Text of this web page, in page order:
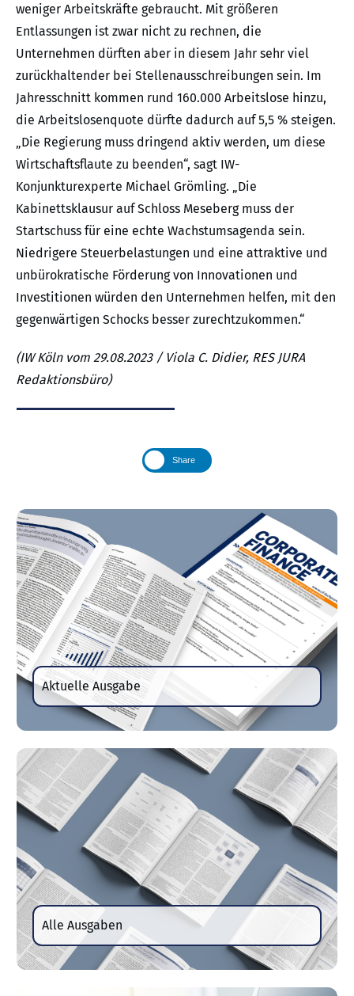
weniger Arbeitskräfte gebraucht. Mit größeren
Entlassungen ist zwar nicht zu rechnen, die
Unternehmen dürften aber in diesem Jahr sehr viel
zurückhaltender bei Stellenausschreibungen sein. Im
Jahresschnitt kommen rund 160.000 Arbeitslose hinzu,
die Arbeitslosenquote dürfte dadurch auf 5,5 % steigen.
„Die Regierung muss dringend aktiv werden, um diese
Wirtschaftsflaute zu beenden“, sagt IW-
Konjunkturexperte Michael Grömling. „Die
Kabinettsklausur auf Schloss Meseberg muss der
Startschuss für eine echte Wachstumsagenda sein.
Niedrigere Steuerbelastungen und eine attraktive und
unbürokratische Förderung von Innovationen und
Investitionen würden den Unternehmen helfen, mit den
gegenwärtigen Schocks besser zurechtzukommen.“
(IW Köln vom 29.08.2023 / Viola C. Didier, RES JURA
Redaktionsbüro)
Share
Aktuelle Ausgabe
Alle Ausgaben